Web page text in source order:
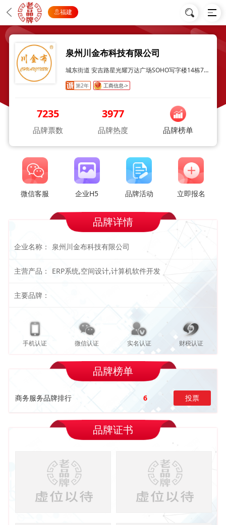
福建
泉州川金布科技有限公司
城东街道 安吉路星光耀万达广场SOHO写字楼14栋716室
第2年 工商信息->
7235
品牌票数
3977
品牌热度 品牌榜单
微信客服 企业H5 品牌活动 立即报名
品牌详情
企业名称： 泉州川金布科技有限公司
主营产品： ERP系统,空间设计,计算机软件开发
主要品牌：
手机认证 微信认证 实名认证 财税认证
品牌榜单
商务服务品牌排行 6 投票
品牌证书